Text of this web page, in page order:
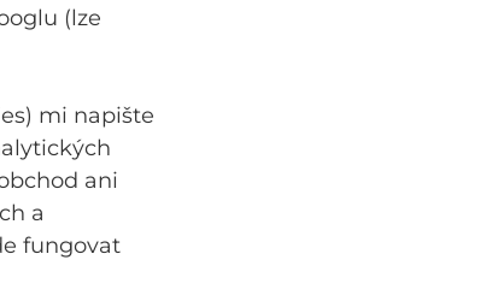
(lze
mi napište
ani
a
fungovat